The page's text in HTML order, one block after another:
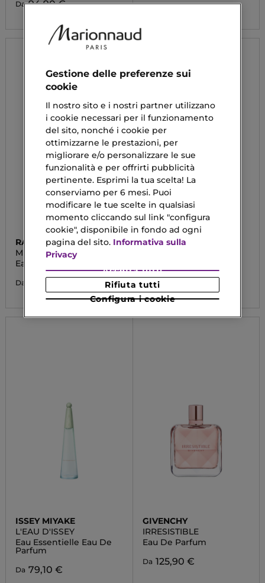
Da 94,90 €
RABANNE
MILLION GOLD FOR HER
Eau De Parfum Intense
Da
NARCISO RODRIGUEZ
Da 87,90 €
ISSEY MIYAKE
L'EAU D'ISSEY
Eau Essentielle Eau De
Parfum
Da 79,10 €
GIVENCHY
IRRESISTIBLE
Eau De Parfum
Da 125,90 €
Gestione delle preferenze sui
cookie
Il nostro sito e i nostri partner utilizzano
i cookie necessari per il funzionamento
del sito, nonché i cookie per
ottimizzarne le prestazioni, per
migliorare e/o personalizzare le sue
funzionalità e per offrirti pubblicità
pertinente. Esprimi la tua scelta! La
conserviamo per 6 mesi. Puoi
modificare le tue scelte in qualsiasi
momento cliccando sul link "configura
cookie", disponibile in fondo ad ogni
pagina del sito. Informativa sulla
Privacy
Configura i cookie
Rifiuta tutti
Accetta tutti